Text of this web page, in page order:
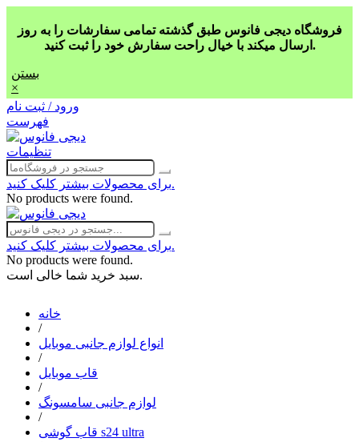
فروشگاه دیجی فانوس طبق گذشته تمامی سفارشات را به روز
ارسال میکند با خیال راحت سفارش خود را ثبت کنید.
بستن
×
ورود / ثبت نام
فهرست
تنظیمات
برای محصولات بیشتر کلیک کنید.
No products were found.
برای محصولات بیشتر کلیک کنید.
No products were found.
سبد خرید شما خالی است.
خانه
/
انواع لوازم جانبی موبایل
/
قاب موبایل
/
لوازم جانبی سامسونگ
/
قاب گوشی s24 ultra